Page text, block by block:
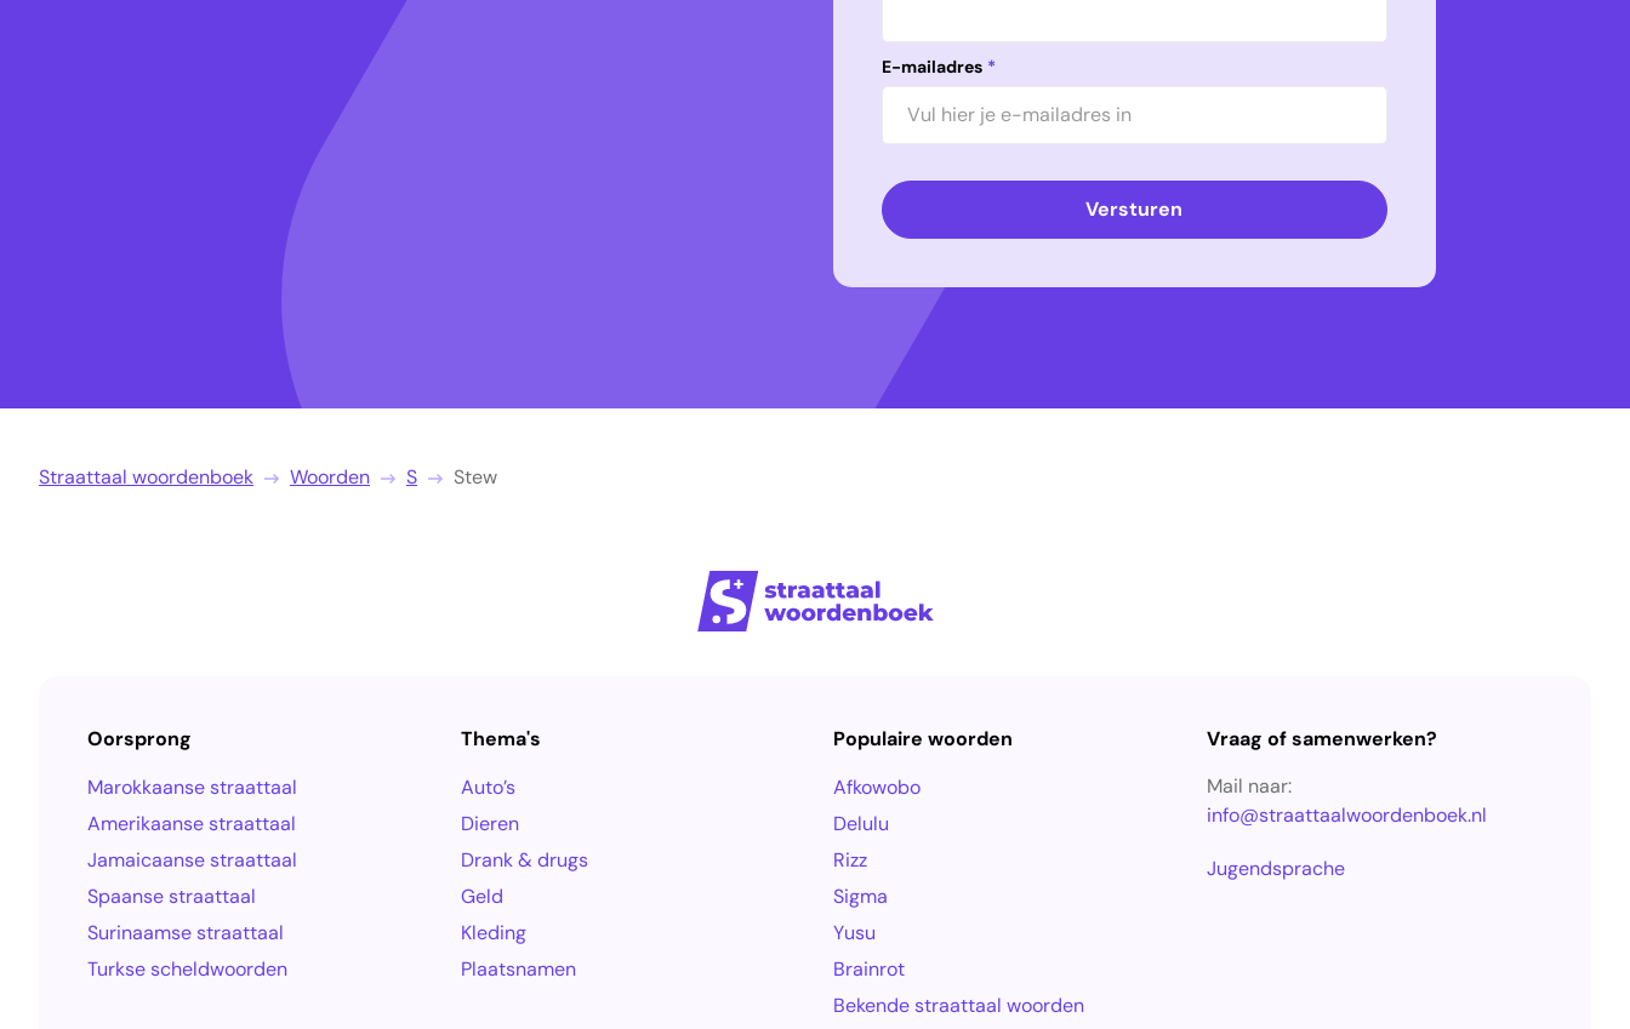
E-mailadres *
Versturen
Straattaal woordenboek Woorden S Stew
Oorsprong
Marokkaanse straattaal
Amerikaanse straattaal
Jamaicaanse straattaal
Spaanse straattaal
Surinaamse straattaal
Turkse scheldwoorden
Thema's
Auto’s
Dieren
Drank & drugs
Geld
Kleding
Plaatsnamen
Populaire woorden
Afkowobo
Delulu
Rizz
Sigma
Yusu
Brainrot
Bekende straattaal woorden
Vraag of samenwerken?
Mail naar:
info@straattaalwoordenboek.nl
Jugendsprache